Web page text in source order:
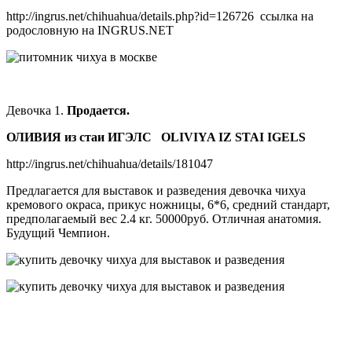
http://ingrus.net/chihuahua/details.php?id=126726 ссылка на
родословную на INGRUS.NET
Девочка 1. Продается.
ОЛИВИЯ из стаи ИГЭЛС OLIVIYA IZ STAI IGELS
http://ingrus.net/chihuahua/details/181047
Предлагается для выставок и разведения девочка чихуа
кремового окраса, прикус ножницы, 6*6, средний стандарт,
предполагаемый вес 2.4 кг. 50000руб. Отличная анатомия.
Будущий Чемпион.